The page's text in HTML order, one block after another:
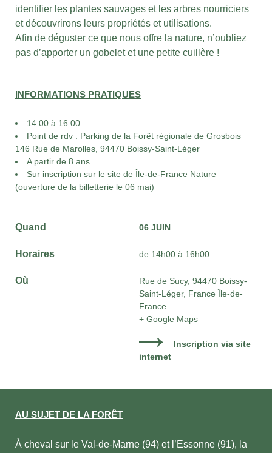
identifier les plantes sauvages et les arbres nourriciers
et découvrirons leurs propriétés et utilisations.
Afin de déguster ce que nous offre la nature, n’oubliez
pas d’apporter un gobelet et une petite cuillère !
INFORMATIONS PRATIQUES
14:00 à 16:00
Point de rdv : Parking de la Forêt régionale de Grosbois
146 Rue de Marolles, 94470 Boissy-Saint-Léger
A partir de 8 ans.
Sur inscription sur le site de Île-de-France Nature
(ouverture de la billetterie le 06 mai)
Quand 06 JUIN
Horaires de 14h00 à 16h00
Où
Rue de Sucy, 94470 Boissy-
Saint-Léger, France Île-de-
France
+ Google Maps
Inscription via site
internet
AU SUJET DE LA FORÊT
À cheval sur le Val-de-Marne (94) et l’Essonne (91), la